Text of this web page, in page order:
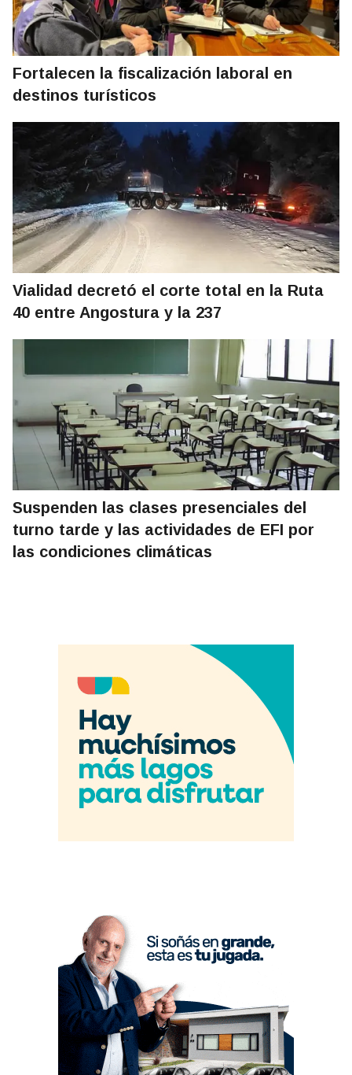
Fortalecen la fiscalización laboral en
destinos turísticos
Vialidad decretó el corte total en la Ruta
40 entre Angostura y la 237
Suspenden las clases presenciales del
turno tarde y las actividades de EFI por
las condiciones climáticas